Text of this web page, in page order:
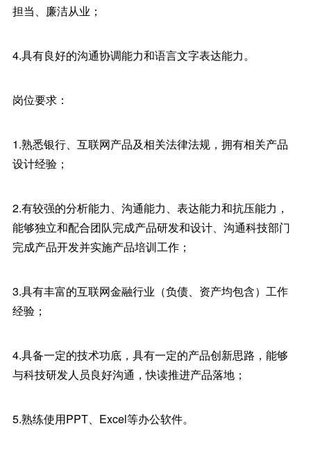
担当、廉洁从业；
4.具有良好的沟通协调能力和语言文字表达能力。
岗位要求：
1.熟悉银行、互联网产品及相关法律法规，拥有相关产品
设计经验；
2.有较强的分析能力、沟通能力、表达能力和抗压能力，
能够独立和配合团队完成产品研发和设计、沟通科技部门
完成产品开发并实施产品培训工作；
3.具有丰富的互联网金融行业（负债、资产均包含）工作
经验；
4.具备一定的技术功底，具有一定的产品创新思路，能够
与科技研发人员良好沟通，快读推进产品落地；
5.熟练使用PPT、Excel等办公软件。